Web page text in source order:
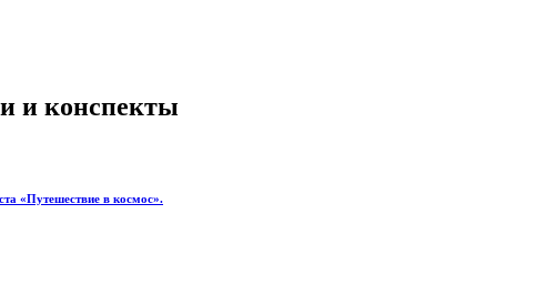
и конспекты
«Путешествие в космос».